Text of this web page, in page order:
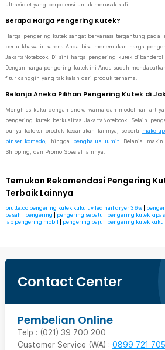
ultraviolet yang berpotensi untuk merusak kulit.
Berapa Harga Pengering Kutek?
Harga pengering kutek sangat bervariasi tergantung pada
perlu khawatir karena Anda bisa menemukan harga
JakartaNotebook. Di sini harga pengering kutek
Dengan harga pengering kutek ini Anda sudah
fitur canggih yang tak kalah dari produk ternama.
Belanja Aneka Pilihan Pengering Kutek di
Menghias kuku dengan aneka warna dan model nail art
pengering kutek berkualitas JakartaNotebook. Selain
punya koleksi produk kecantikan lainnya, seperti
make
pinset komedo , hingga penghalus tumit. Belanja
Shipping, dan Promo Spesial lainnya.
Temukan Rekomendasi Pengering
Terbaik Lainnya
biutte.co pengering kutek kuku uv led nail dryer 36w
basah
pengering pengering sepatu pengering kutek kipas
lap pengering mobil
pengering baju pengering kutek kuku
Contact Center
Pembelian Online
Telp : (021) 39 700 200
Customer Service (WA) : 0899 721